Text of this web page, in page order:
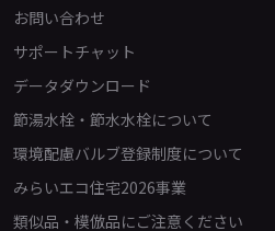
お問い合わせ
サポートチャット
データダウンロード
節湯水栓・節水水栓について
環境配慮バルブ登録制度について
みらいエコ住宅2026事業
類似品・模倣品にご注意ください